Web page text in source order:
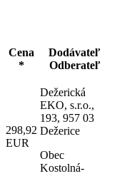
Cena
*
Dodávateľ
Odberateľ
298,92
EUR
Dežerická
EKO, s.r.o.,
193, 957 03
Dežerice
Obec
Kostolná-